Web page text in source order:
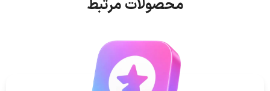
محصولات مرتبط